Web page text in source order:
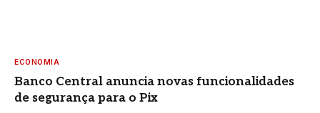
ECONOMIA
Banco Central anuncia novas funcionalidades
de segurança para o Pix